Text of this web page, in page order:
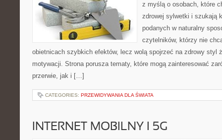
z myślą o osobach, które
zdrowej sylwetki i szukają
podanych w naturalny
czytelników, którzy nie
obietnicach szybkich efektów, lecz wolą spojrzeć na zdrowy styl
motywacji. Strona porusza tematy, które mogą zainteresować
przerwie, jak i […]
CATEGORIES: PRZEWIDYWANIA DLA ŚWIATA
INTERNET MOBILNY I 5G